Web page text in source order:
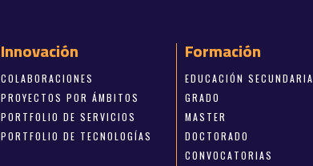
Innovación
COLABORACIONES
PROYECTOS POR ÁMBITOS
PORTFOLIO DE SERVICIOS
PORTFOLIO DE TECNOLOGÍAS
Formación
EDUCACIÓN SECUNDARIA
GRADO
MASTER
DOCTORADO
CONVOCATORIAS